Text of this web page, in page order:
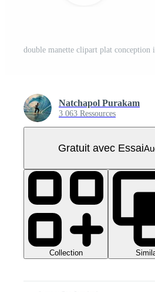
Natchapol Purakam
3 063 Ressources
Gratuit avec Essai
Collection